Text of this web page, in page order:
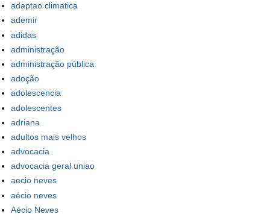
adaptao climatica
ademir
adidas
administração
administração pública
adoção
adolescencia
adolescentes
adriana
adultos mais velhos
advocacia
advocacia geral uniao
aecio neves
aécio neves
Aécio Neves